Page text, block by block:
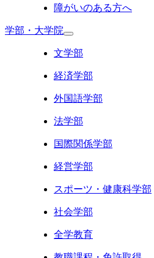
障がいのある方へ
学部・大学院
文学部
経済学部
外国語学部
法学部
国際関係学部
経営学部
スポーツ・健康科学部
社会学部
全学教育